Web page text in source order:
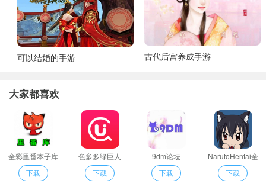
可以结婚的手游 古代后宫养成手游
大家都喜欢
全彩里番本子库
acg最新版
下载
色多多绿巨人
下载
9dm论坛
下载
NarutoHentai全
彩本子
下载